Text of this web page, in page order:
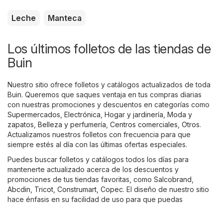
Leche Manteca
Los últimos folletos de las tiendas de
Buin
Nuestro sitio ofrece folletos y catálogos actualizados de toda
Buin. Queremos que saques ventaja en tus compras diarias
con nuestras promociones y descuentos en categorías como
Supermercados Electrónica Hogar y jardinería Moda y
zapatos Belleza y perfumería Centros comerciales Otros.
Actualizamos nuestros folletos con frecuencia para que
siempre estés al día con las últimas ofertas especiales.
Puedes buscar folletos y catálogos todos los días para
mantenerte actualizado acerca de los descuentos y
promociones de tus tiendas favoritas, como Salcobrand
Abcdin Tricot Construmart Copec. El diseño de nuestro sitio
hace énfasis en su facilidad de uso para que puedas